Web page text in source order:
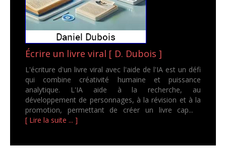
Écrire un livre viral [ D. Dubois ]
L'écriture d'un livre viral avec l'aide de l'IA est un défi
qui combine créativité humaine et puissance
analytique. L'IA aide à la recherche, au
développement de personnages, à la révision et à la
promotion, permettant de créer un livre cap...
[ Lire la suite ... ]